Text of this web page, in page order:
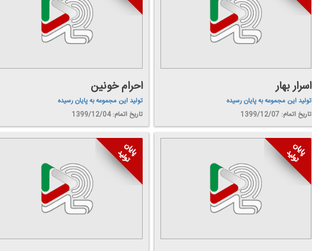
اسرار بهار
تولید این مجموعه به پایان رسیده
تاریخ اتمام: 1399/12/07
احرام خونین
تولید این مجموعه به پایان رسیده
تاریخ اتمام: 1399/12/04